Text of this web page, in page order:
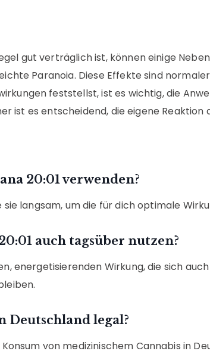
gut verträglich ist, können einige
Paranoia. Diese Effekte sind
feststellst, ist es wichtig, die
ist es entscheidend, die eigene Reaktion
20:01 verwenden?
langsam, um die für dich optimale
auch tagsüber nutzen?
energetisierenden Wirkung, die sich
Deutschland legal?
von medizinischem Cannabis in